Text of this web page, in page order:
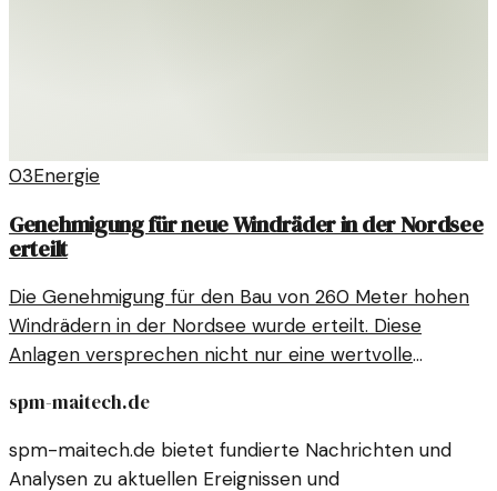
03Energie
Genehmigung für neue Windräder in der Nordsee
erteilt
Die Genehmigung für den Bau von 260 Meter hohen
Windrädern in der Nordsee wurde erteilt. Diese
Anlagen versprechen nicht nur eine wertvolle
Umwelt und Anwohner.
spm-maitech.de
spm-maitech.de bietet fundierte Nachrichten und
Analysen zu aktuellen Ereignissen und